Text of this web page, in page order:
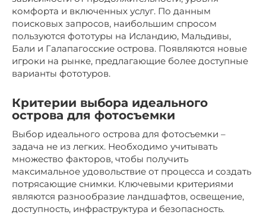
комфорта и включенных услуг. По данным
поисковых запросов, наибольшим спросом
пользуются фототуры на Исландию, Мальдивы,
Бали и Галапагосские острова. Появляются новые
игроки на рынке, предлагающие более доступные
варианты фототуров.
Критерии выбора идеального
острова для фотосъемки
Выбор идеального острова для фотосъемки –
задача не из легких. Необходимо учитывать
множество факторов, чтобы получить
максимальное удовольствие от процесса и создать
потрясающие снимки. Ключевыми критериями
являются разнообразие ландшафтов, освещение,
доступность, инфраструктура и безопасность.